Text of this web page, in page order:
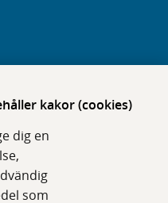
kakor (cookies)
dig en
som